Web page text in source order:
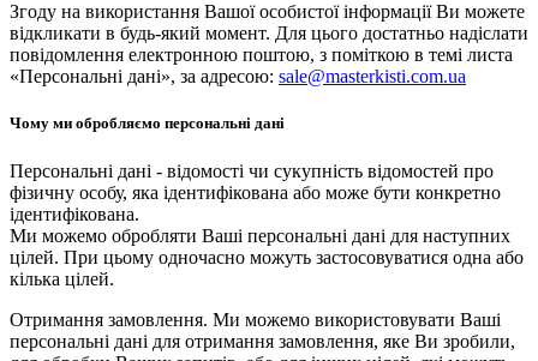
Згоду на використання Вашої особистої інформації Ви можете
відкликати в будь-який момент. Для цього достатньо надіслати
повідомлення електронною поштою, з поміткою в темі листа
«Персональні дані», за адресою: sale@masterkisti.com.ua
Чому ми обробляємо персональні дані
Персональні дані - відомості чи сукупність відомостей про
фізичну особу, яка ідентифікована або може бути конкретно
ідентифікована.
Ми можемо обробляти Ваші персональні дані для наступних
цілей. При цьому одночасно можуть застосовуватися одна або
кілька цілей.
Отримання замовлення. Ми можемо використовувати Ваші
персональні дані для отримання замовлення, яке Ви зробили,